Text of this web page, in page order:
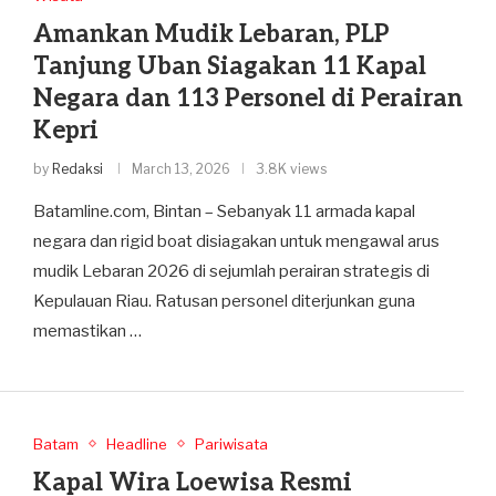
Amankan Mudik Lebaran, PLP
Tanjung Uban Siagakan 11 Kapal
Negara dan 113 Personel di Perairan
Kepri
by Redaksi March 13, 2026 3.8K views
Batamline.com, Bintan – Sebanyak 11 armada kapal
negara dan rigid boat disiagakan untuk mengawal arus
mudik Lebaran 2026 di sejumlah perairan strategis di
Kepulauan Riau. Ratusan personel diterjunkan guna
memastikan …
Batam Headline Pariwisata
Kapal Wira Loewisa Resmi